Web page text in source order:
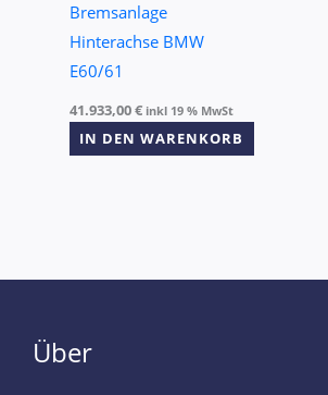
Bremsanlage
Hinterachse BMW
E60/61
41.933,00€ inkl 19 % MwSt
IN DEN WARENKORB
Über